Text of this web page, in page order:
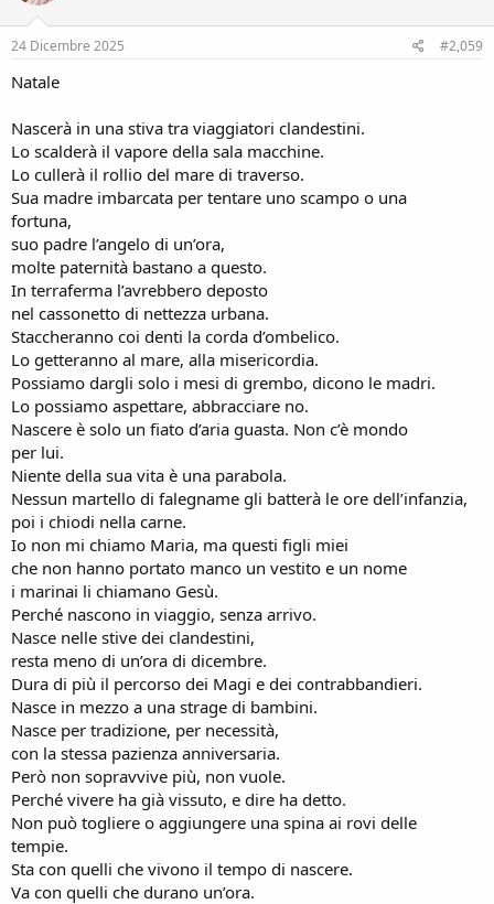
24 Dicembre 2025 #2,059
Natale
Nascerà in una stiva tra viaggiatori clandestini.
Lo scalderà il vapore della sala macchine.
Lo cullerà il rollio del mare di traverso.
Sua madre imbarcata per tentare uno scampo o una
fortuna,
suo padre l’angelo di un’ora,
molte paternità bastano a questo.
In terraferma l’avrebbero deposto
nel cassonetto di nettezza urbana.
Staccheranno coi denti la corda d’ombelico.
Lo getteranno al mare, alla misericordia.
Possiamo dargli solo i mesi di grembo, dicono le madri.
Lo possiamo aspettare, abbracciare no.
Nascere è solo un fiato d’aria guasta. Non c’è mondo
per lui.
Niente della sua vita è una parabola.
Nessun martello di falegname gli batterà le ore dell’infanzia,
poi i chiodi nella carne.
Io non mi chiamo Maria, ma questi figli miei
che non hanno portato manco un vestito e un nome
i marinai li chiamano Gesù.
Perché nascono in viaggio, senza arrivo.
Nasce nelle stive dei clandestini,
resta meno di un’ora di dicembre.
Dura di più il percorso dei Magi e dei contrabbandieri.
Nasce in mezzo a una strage di bambini.
Nasce per tradizione, per necessità,
con la stessa pazienza anniversaria.
Però non sopravvive più, non vuole.
Perché vivere ha già vissuto, e dire ha detto.
Non può togliere o aggiungere una spina ai rovi delle
tempie.
Sta con quelli che vivono il tempo di nascere.
Va con quelli che durano un’ora.